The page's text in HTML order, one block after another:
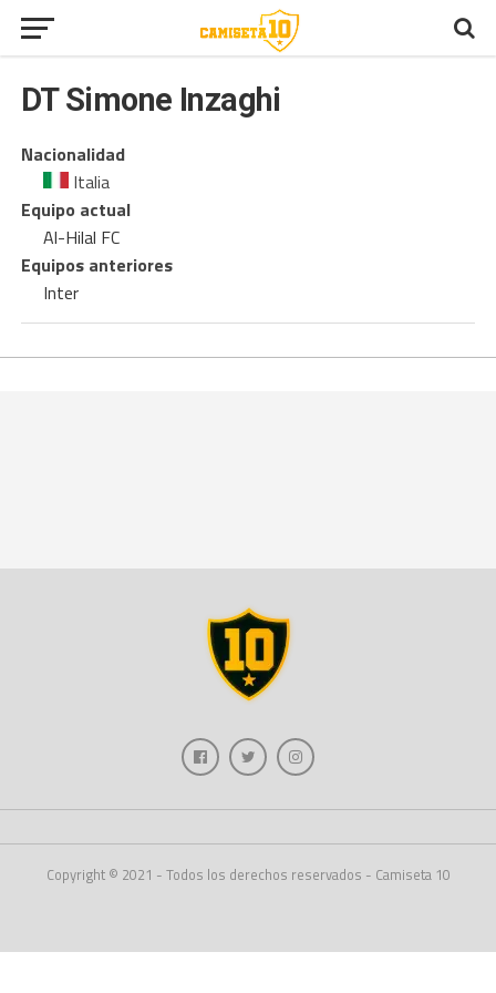
DTSimone Inzaghi
Nacionalidad
Italia
Equipo actual
Al-Hilal FC
Equipos anteriores
Inter
Copyright © 2021 - Todos los derechos reservados - Camiseta 10